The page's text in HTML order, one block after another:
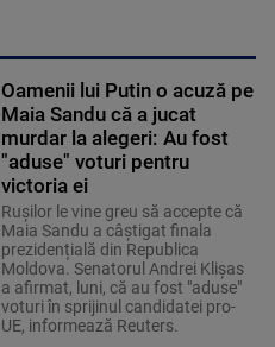
Oamenii lui Putin o acuză pe
Maia Sandu că a jucat
murdar la alegeri: Au fost
"aduse" voturi pentru
victoria ei
Rușilor le vine greu să accepte că
Maia Sandu a câștigat finala
prezidențială din Republica
Moldova. Senatorul Andrei Klişas
a afirmat, luni, că au fost "aduse"
voturi în sprijinul candidatei pro-
UE, informează Reuters.